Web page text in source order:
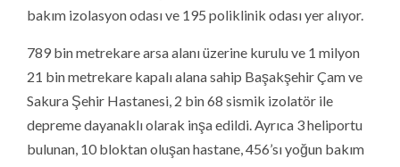
bakım izolasyon odası ve 195 poliklinik odası yer alıyor.
789 bin metrekare arsa alanı üzerine kurulu ve 1 milyon
21 bin metrekare kapalı alana sahip Başakşehir Çam ve
Sakura Şehir Hastanesi, 2 bin 68 sismik izolatör ile
depreme dayanaklı olarak inşa edildi. Ayrıca 3 heliportu
bulunan, 10 bloktan oluşan hastane, 456’sı yoğun bakım